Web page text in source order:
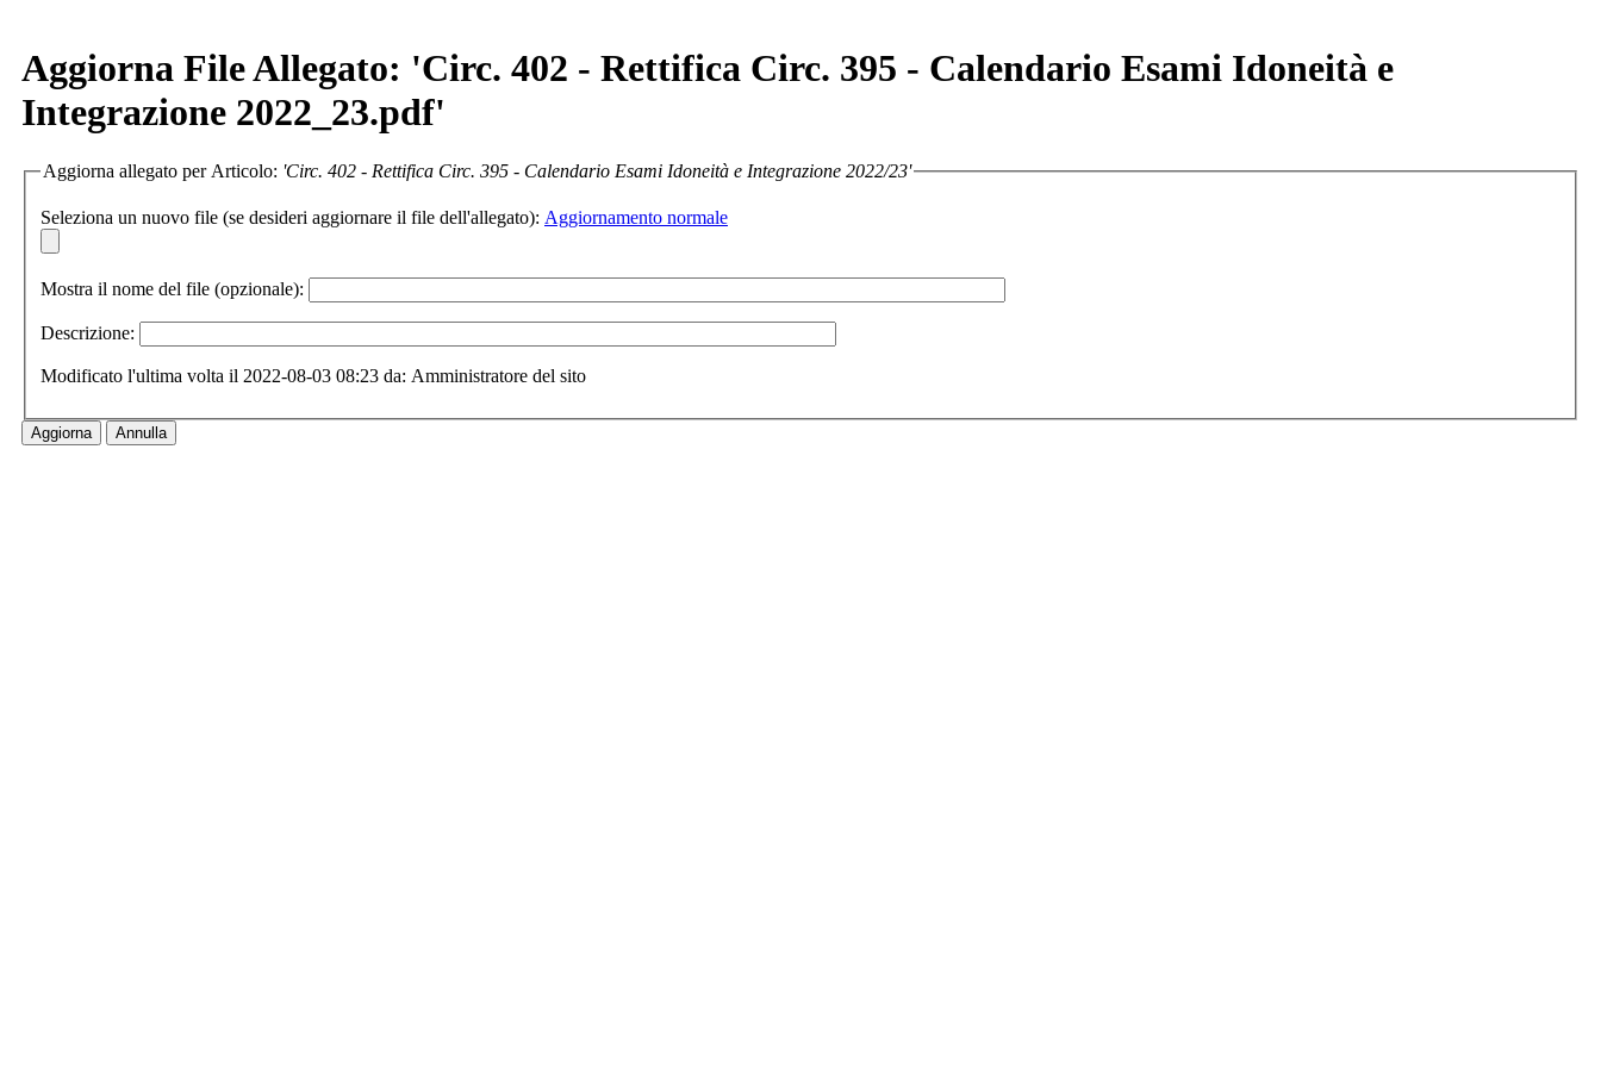
Aggiorna File Allegato: 'Circ. 402 - Rettifica Circ. 395 - Calendario Esami Idoneità e
Integrazione 2022_23.pdf'
Aggiorna allegato per Articolo: 'Circ. 402 - Rettifica Circ. 395 - Calendario Esami Idoneità e Integrazione 2022/23'
Seleziona un nuovo file (se desideri aggiornare il file dell'allegato): Aggiornamento normale
Mostra il nome del file (opzionale):
Descrizione:
Modificato l'ultima volta il 2022-08-03 08:23 da: Amministratore del sito